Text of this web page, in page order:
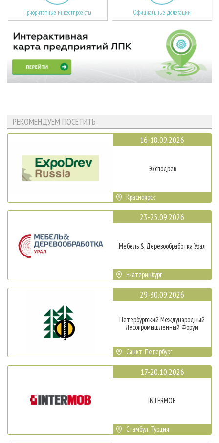
Приоритетные инвестпроекты Официальные делегации
РЕКОМЕНДУЕМ ПОСЕТИТЬ
16-18.09.2026
Эксподрев
Красноярск
23-25.09.2026
Мебель & Деревообработка Урал
Екатеринбург
29-30.09.2026
Петербургский Международный
Лесопромышленный Форум
Санкт-Петербург
17-20.10.2026
INTERMOB
Стамбул, Турция